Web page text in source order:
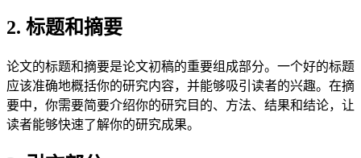
2. 标题和摘要
论文的标题和摘要是论文初稿的重要组成部分。一个好的标题
应该准确地概括你的研究内容，并能够吸引读者的兴趣。在摘
要中，你需要简要介绍你的研究目的、方法、结果和结论，让
读者能够快速了解你的研究成果。